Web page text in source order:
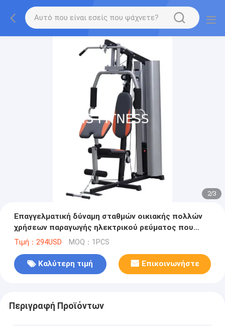
2/3
Επαγγελματική δύναμη σταθμών οικιακής πολλών
χρήσεων παραγωγής ηλεκτρικού ρεύματος που
εκπαιδεύει τον εξοπλισμό γυμναστικής ενιαίων
Τιμή：294USD MOQ：1PCS
Καλύτερη τιμή Επικοινωνήστε
Περιγραφή Προϊόντων